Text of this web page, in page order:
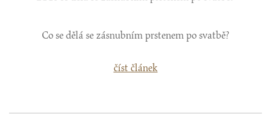
Co se dělá se zásnubním prstenem po svatbě?
číst článek